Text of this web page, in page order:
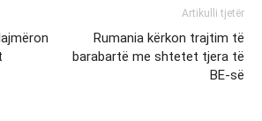
Artikulli tjetër
Rumania kërkon trajtim të
barabartë me shtetet tjera të
BE-së